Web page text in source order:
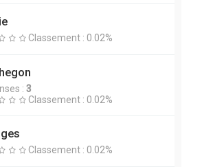
Classement : 0.02%
: 3
Classement : 0.02%
Classement : 0.02%